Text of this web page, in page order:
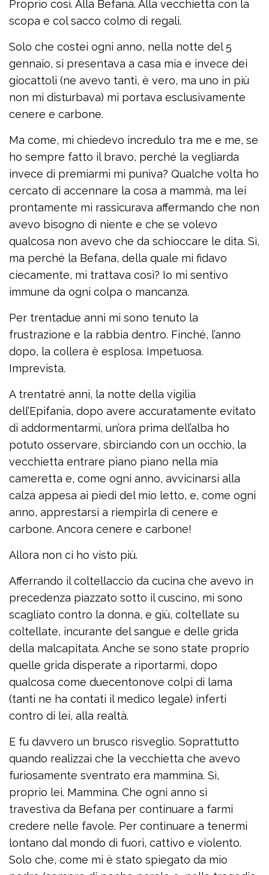
Proprio così. Alla Befana. Alla vecchietta con la
scopa e col sacco colmo di regali.
Solo che costei ogni anno, nella notte del 5
gennaio, si presentava a casa mia e invece dei
giocattoli (ne avevo tanti, è vero, ma uno in più
non mi disturbava) mi portava esclusivamente
cenere e carbone.
Ma come, mi chiedevo incredulo tra me e me, se
ho sempre fatto il bravo, perché la vegliarda
invece di premiarmi mi puniva? Qualche volta ho
cercato di accennare la cosa a mammà, ma lei
prontamente mi rassicurava affermando che non
avevo bisogno di niente e che se volevo
qualcosa non avevo che da schioccare le dita. Sì,
ma perché la Befana, della quale mi fidavo
ciecamente, mi trattava così? Io mi sentivo
immune da ogni colpa o mancanza.
Per trentadue anni mi sono tenuto la
frustrazione e la rabbia dentro. Finché, l’anno
dopo, la collera è esplosa. Impetuosa.
Imprevista.
A trentatré anni, la notte della vigilia
dell’Epifania, dopo avere accuratamente evitato
di addormentarmi, un’ora prima dell’alba ho
potuto osservare, sbirciando con un occhio, la
vecchietta entrare piano piano nella mia
cameretta e, come ogni anno, avvicinarsi alla
calza appesa ai piedi del mio letto, e, come ogni
anno, apprestarsi a riempirla di cenere e
carbone. Ancora cenere e carbone!
Allora non ci ho visto più.
Afferrando il coltellaccio da cucina che avevo in
precedenza piazzato sotto il cuscino, mi sono
scagliato contro la donna, e giù, coltellate su
coltellate, incurante del sangue e delle grida
della malcapitata. Anche se sono state proprio
quelle grida disperate a riportarmi, dopo
qualcosa come duecentonove colpi di lama
(tanti ne ha contati il medico legale) inferti
contro di lei, alla realtà.
E fu davvero un brusco risveglio. Soprattutto
quando realizzai che la vecchietta che avevo
furiosamente sventrato era mammina. Sì,
proprio lei. Mammina. Che ogni anno si
travestiva da Befana per continuare a farmi
credere nelle favole. Per continuare a tenermi
lontano dal mondo di fuori, cattivo e violento.
Solo che, come mi è stato spiegato da mio